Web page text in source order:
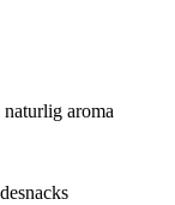
aroma